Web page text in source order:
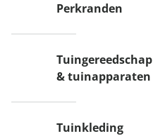
Perkranden
Tuingereedschap
& tuinapparaten
Tuinkleding